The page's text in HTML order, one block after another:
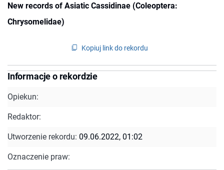
New records of Asiatic Cassidinae (Coleoptera:
Chrysomelidae)
Kopiuj link do rekordu
Informacje o rekordzie
Opiekun:
Redaktor:
Utworzenie rekordu: 09.06.2022, 01:02
Oznaczenie praw: